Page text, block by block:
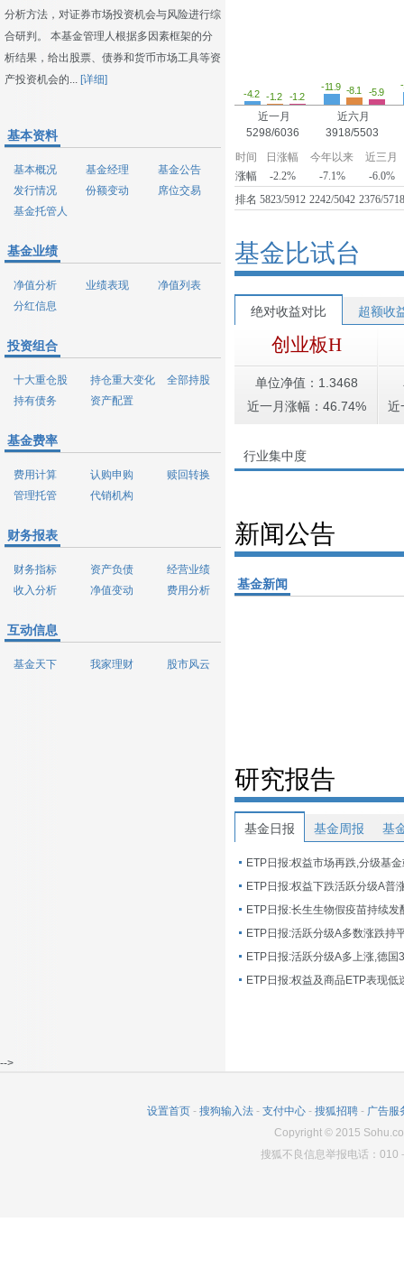
分析方法，对证券市场投资机会与风险进行综
合研判。 本基金管理人根据多因素框架的分
析结果，给出股票、债券和货币市场工具等资
产投资机会的... [详细]
基本资料
基本概况 基金经理
基金公告
发行情况
份额变动
席位交易
基金托管人
基金业绩
净值分析 业绩表现
净值列表
分红信息
投资组合
十大重仓股 持仓重大变化
全部持股
持有债务
资产配置
基金费率
费用计算 认购申购
赎回转换
管理托管
代销机构
财务报表
财务指标 资产负债
经营业绩
收入分析
净值变动 费用分析
互动信息
基金天下 我家理财 股市风云
-4.2 -1.2 -1.2
近一月
5298/6036
-11.9 -8.1 -5.9
近六月
3918/5503
时间 日涨幅 今年以来
近三月
涨幅
-2.2% -7.1%
-6.0%
排名 5823/5912 2242/5042 2376/5718
基金比试台
绝对收益对比 超额收
创业板H
单位净值：1.3468
近一月涨幅：46.74%
近
行业集中度
新闻公告
基金新闻
研究报告
基金日报 基金周报 基
ETP日报:权益市场再跌,分级基
ETP日报:长生生物假疫苗持续发
ETP日报:活跃分级A多数涨跌持
ETP日报:活跃分级A多上涨,德国
-->
设置首页 - 搜狗输入法 - 支付中心 - 搜狐招聘 - 广告服
Copyright© 2015
搜狐不良信息举报电话：010